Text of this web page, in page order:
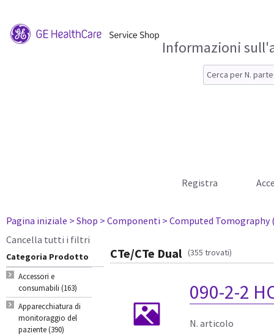
Informazioni
Registra
Pagina iniziale > Shop > Componenti > Computed Tomography
Cancella tutti i filtri
Categoria Prodotto
Accessori e
consumabili (163)
Apparecchiatura di
monitoraggio del
paziente (390)
CTe/CTe Dual (355 trovati)
090-2-2
N. articolo